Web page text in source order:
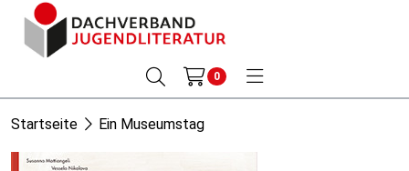
0
Startseite Ein Museumstag